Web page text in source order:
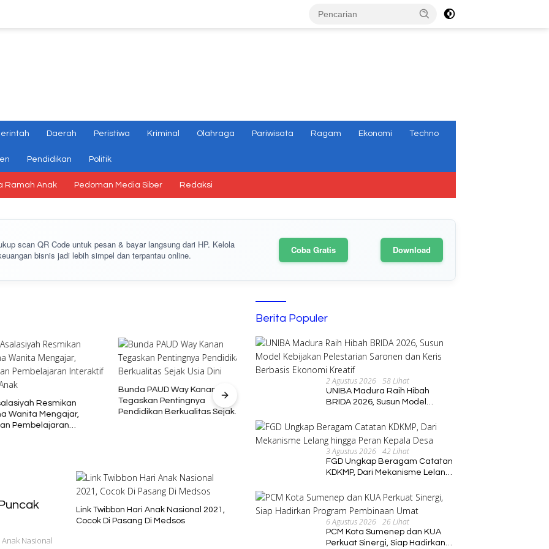
Daerah Peristiwa Kriminal Olahraga Pariwisata Ragam Ekonomi Techno
Pendidikan Politik
Ramah Anak Pedoman Media Siber Redaksi
scan QR Code untuk pesan & bayar langsung dari HP. Kelola
bisnis jadi lebih simpel dan terpantau online.
Coba Gratis Download
Resmikan
Mengajar,
Pembelajaran
Bunda PAUD Way Kanan
Tegaskan Pentingnya
Pendidikan Berkualitas Sejak
Buka Monev PKK, Bupati Ayu
Ajak Kader Perkuat Ketahanan
Tujuh Terdakwa Kasus
Izin Dituntut 1 Tahun Penjara,
Putusan Dijadwalkan 5 Agustus
Nasional
Link Twibbon Hari Anak Nasional 2021,
Cocok Di Pasang Di Medsos
Berita Populer
2 Agustus 2026 58 Lihat
UNIBA Madura Raih Hibah
BRIDA 2026, Susun Model
dan Keris Berbasis Ekonomi
Kreatif
3 Agustus 2026 42 Lihat
FGD Ungkap Beragam Catatan
KDKMP, Dari Mekanisme Lelang
6 Agustus 2026 26 Lihat
PCM Kota Sumenep dan KUA
Perkuat Sinergi, Siap Hadirkan